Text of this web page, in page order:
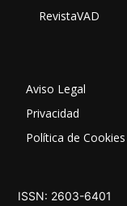
RevistaVAD
Aviso Legal
Privacidad
Política de Cookies
ISSN: 2603-6401